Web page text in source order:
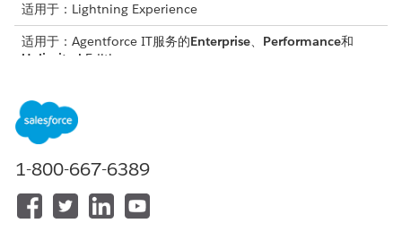
适用于：Lightning Experience
适用于：Agentforce IT服务的Enterprise、 Performance和
Unlimited Edition。
将特定序列化设备链接到履行订单，以管理有效库存盘点。此流
程将资产从一般预订转移到指定的硬件分配，锁定员工请求的准
向员工运送硬件
使用 IT 硬件资产管理中的履行订单将硬件运送给员工。添加物
流详细信息并触发资产状态自动更新，以保持从仓库到员工的严
1-800-667-6389